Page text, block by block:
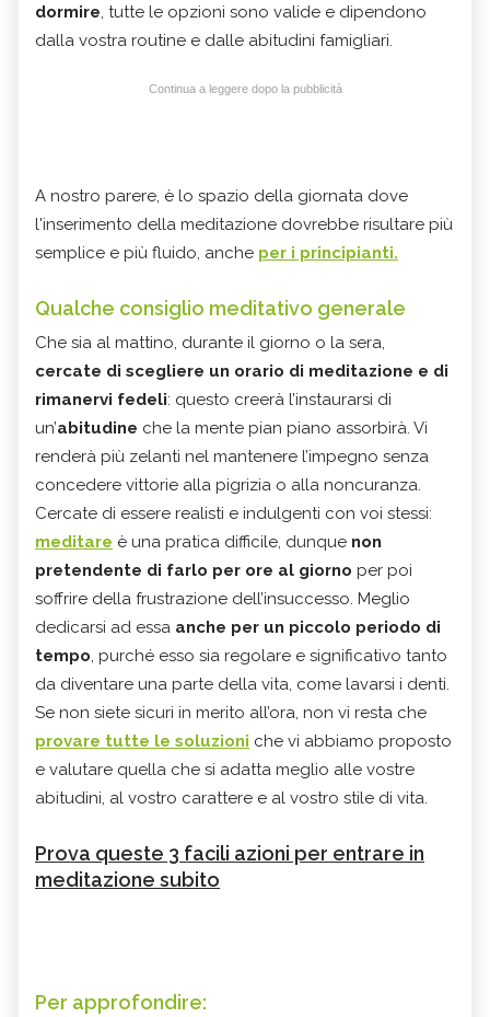
dormire, tutte le opzioni sono valide e dipendono
dalla vostra routine e dalle abitudini famigliari.
Continua a leggere dopo la pubblicità
A nostro parere, è lo spazio della giornata dove
l'inserimento della meditazione dovrebbe risultare più
semplice e più fluido, anche per i principianti.
Qualche consiglio meditativo generale
Che sia al mattino, durante il giorno o la sera,
cercate di scegliere un orario di meditazione e di
rimanervi fedeli: questo creerà l’instaurarsi di
un’abitudine che la mente pian piano assorbirà. Vi
renderà più zelanti nel mantenere l’impegno senza
concedere vittorie alla pigrizia o alla noncuranza.
Cercate di essere realisti e indulgenti con voi stessi:
meditare è una pratica difficile, dunque non
pretendente di farlo per ore al giorno per poi
soffrire della frustrazione dell’insuccesso. Meglio
dedicarsi ad essa anche per un piccolo periodo di
tempo, purché esso sia regolare e significativo tanto
da diventare una parte della vita, come lavarsi i denti.
Se non siete sicuri in merito all’ora, non vi resta che
provare tutte le soluzioni che vi abbiamo proposto
e valutare quella che si adatta meglio alle vostre
abitudini, al vostro carattere e al vostro stile di vita.
Prova queste 3 facili azioni per entrare in
meditazione subito
Per approfondire: